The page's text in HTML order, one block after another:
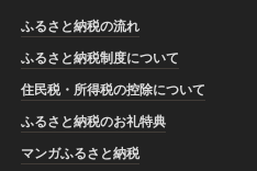
ふるさと納税の流れ
ふるさと納税制度について
住民税・所得税の控除について
ふるさと納税のお礼特典
マンガふるさと納税